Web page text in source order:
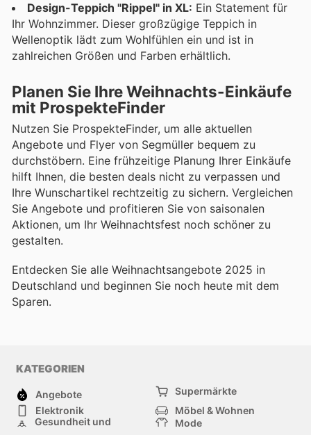
Design-Teppich "Rippel" in XL: Ein Statement für
Ihr Wohnzimmer. Dieser großzügige Teppich in
Wellenoptik lädt zum Wohlfühlen ein und ist in
zahlreichen Größen und Farben erhältlich.
Planen Sie Ihre Weihnachts-Einkäufe
mit ProspekteFinder
Nutzen Sie ProspekteFinder, um alle aktuellen
Angebote und Flyer von Segmüller bequem zu
durchstöbern. Eine frühzeitige Planung Ihrer Einkäufe
hilft Ihnen, die besten deals nicht zu verpassen und
Ihre Wunschartikel rechtzeitig zu sichern. Vergleichen
Sie Angebote und profitieren Sie von saisonalen
Aktionen, um Ihr Weihnachtsfest noch schöner zu
gestalten.
Entdecken Sie alle Weihnachtsangebote 2025 in
Deutschland und beginnen Sie noch heute mit dem
Sparen.
KATEGORIEN
Angebote
Supermärkte
Elektronik
Möbel & Wohnen
Gesundheit und
Mode